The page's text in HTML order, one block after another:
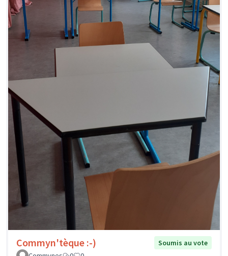
Commyn'tèque :-)
Soumis au vote